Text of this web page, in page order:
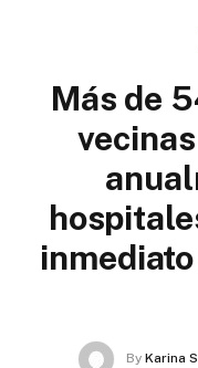
Más de
By Karina